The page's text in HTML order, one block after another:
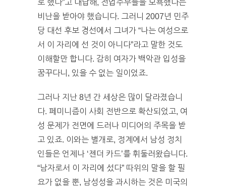
로 했다”고 대답해, 전업주부들을 모욕했다는
비난을 받아야 했습니다. 그러니 2007년 민주
당 대선 후보 경선에서 그녀가 “나는 여성으로
서 이 자리에 선 것이 아니다”라고 말한 것도
이해할만 합니다. 감히 여자가 백악관 입성을
꿈꾸다니, 있을 수 없는 일이었죠.
그러나 지난 8년 간 세상은 많이 달라졌습니
다. 페미니즘이 사회 전반으로 확산되었고, 여
성 문제가 전면에 드러나 미디어의 주목을 받
고 있죠. 이와는 별개로, 정계에서 남성 정치
인들은 언제나 ‘젠더 카드’를 휘둘러왔습니다.
“남자로서 이 자리에 섰다” 따위의 말을 할 필
요가 없을 뿐, 남성성을 과시하는 것은 미국의